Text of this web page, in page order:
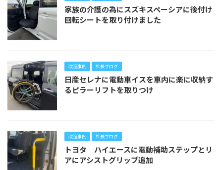
家族の介護の為にスズキスペーシアに後付け
回転シートを取り付けました
改造事例 社長ブログ
日産セレナに電動車イスを車内に楽に収納す
るピラーリフトを取りつけ
改造事例 社長ブログ
トヨタ ハイエースに電動補助ステップとリ
アにアシストグリップ追加